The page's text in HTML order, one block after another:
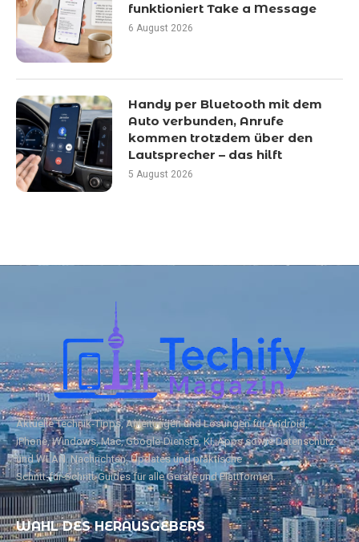
funktioniert Take a Message
6 August 2026
Handy per Bluetooth mit dem
Auto verbunden, Anrufe
kommen trotzdem über den
Lautsprecher – das hilft
5 August 2026
Aktuelle Technik‑Tipps, Anleitungen und Lösungen für Android,
iPhone, Windows, Mac, Google‑Dienste, KI, Apps sowie Datenschutz
und WLAN. Nachrichten, Updates und praktische
Schritt‑für‑Schritt‑Guides für alle Geräte und Plattformen.
WAHL DES HERAUSGEBERS